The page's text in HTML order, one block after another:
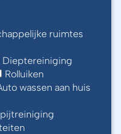
ruimtes
Dieptereiniging
Rolluiken
wassen aan huis